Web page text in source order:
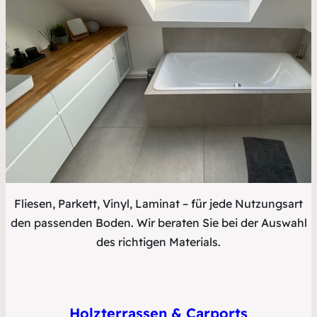
Fliesen, Parkett, Vinyl, Laminat – für jede Nutzungsart
den passenden Boden. Wir beraten Sie bei der Auswahl
des richtigen Materials.
Holzterrassen & Carports